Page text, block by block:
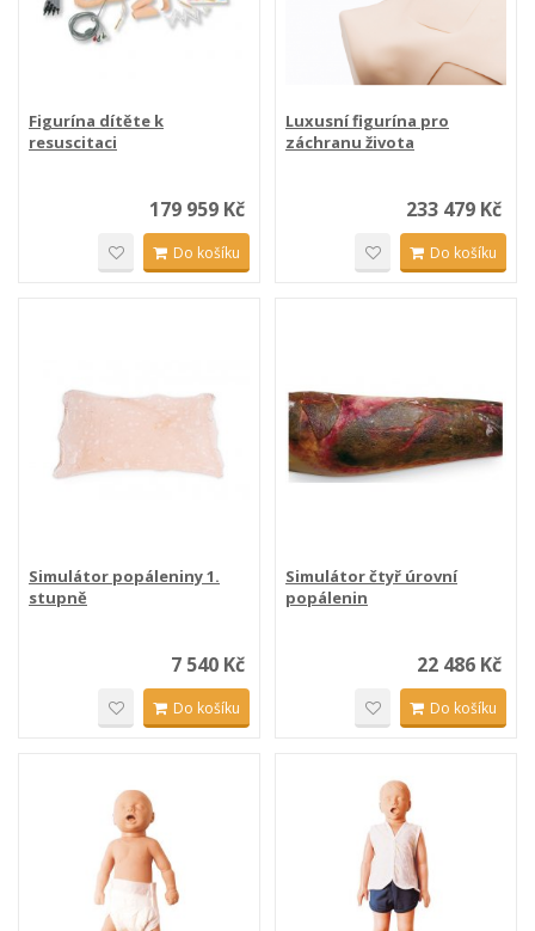
Figurína dítěte k
resuscitaci
179 959 Kč
Do košíku
Luxusní figurína pro
záchranu života
233 479 Kč
Do košíku
Simulátor popáleniny 1.
stupně
7 540 Kč
Do košíku
Simulátor čtyř úrovní
popálenin
22 486 Kč
Do košíku